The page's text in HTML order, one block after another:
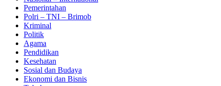
Pemerintahan
Polri – TNI – Brimob
Kriminal
Politik
Agama
Pendidikan
Kesehatan
Sosial dan Budaya
Ekonomi dan Bisnis